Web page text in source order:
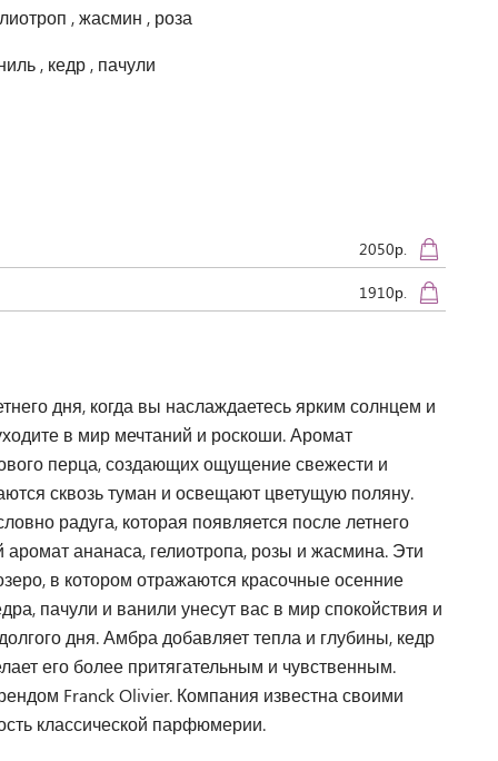
, жасмин , роза
, кедр , пачули
2050р.
1910р.
дня, когда вы наслаждаетесь ярким солнцем и
в мир мечтаний и роскоши. Аромат
перца, создающих ощущение свежести и
сквозь туман и освещают цветущую поляну.
радуга, которая появляется после летнего
ананаса, гелиотропа, розы и жасмина. Эти
в котором отражаются красочные осенние
пачули и ванили унесут вас в мир спокойствия и
дня. Амбра добавляет тепла и глубины, кедр
его более притягательным и чувственным.
Franck Olivier. Компания известна своими
классической парфюмерии.